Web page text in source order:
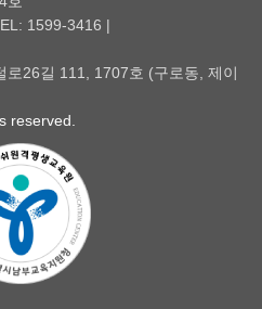
1599-3416 |
로26길 111, 1707호 (구로동, 제이
reserved.